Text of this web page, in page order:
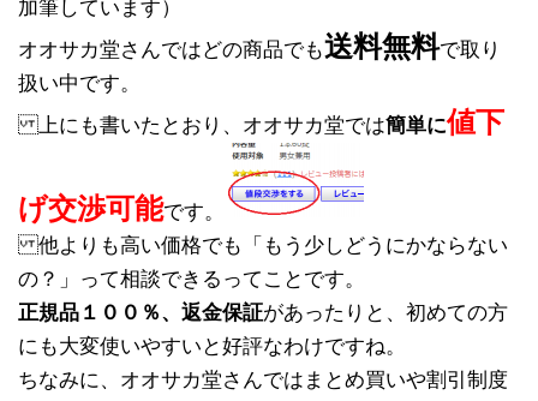
加筆しています）
オオサカ堂さんではどの商品でも送料無料で取り
扱い中です。
上にも書いたとおり、オオサカ堂では簡単に値下
げ交渉可能です。
他よりも高い価格でも「もう少しどうにかならない
の？」って相談できるってことです。
正規品１００％、返金保証があったりと、初めての方
にも大変使いやすいと好評なわけですね。
ちなみに、オオサカ堂さんではまとめ買いや割引制度